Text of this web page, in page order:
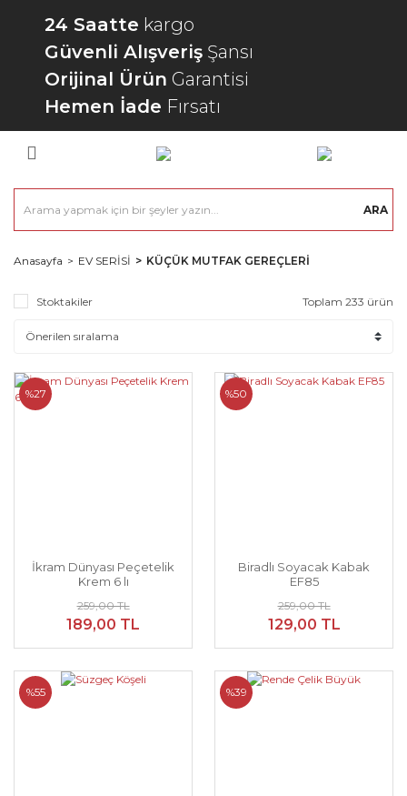
24 Saatte kargo
Güvenli Alışveriş Şansı
Orijinal Ürün Garantisi
Hemen İade Fırsatı
ARA
Anasayfa EV SERİSİ KÜÇÜK MUTFAK GEREÇLERİ
Stoktakiler Toplam 233 ürün
%27
İkram Dünyası Peçetelik
Krem 6 lı
259,00 TL
189,00 TL
%50
Biradlı Soyacak Kabak
EF85
259,00 TL
129,00 TL
%55 %39